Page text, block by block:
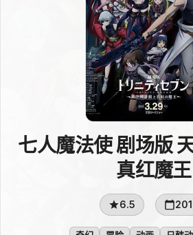
七人魔法使 剧场版
真红魔王
6.5